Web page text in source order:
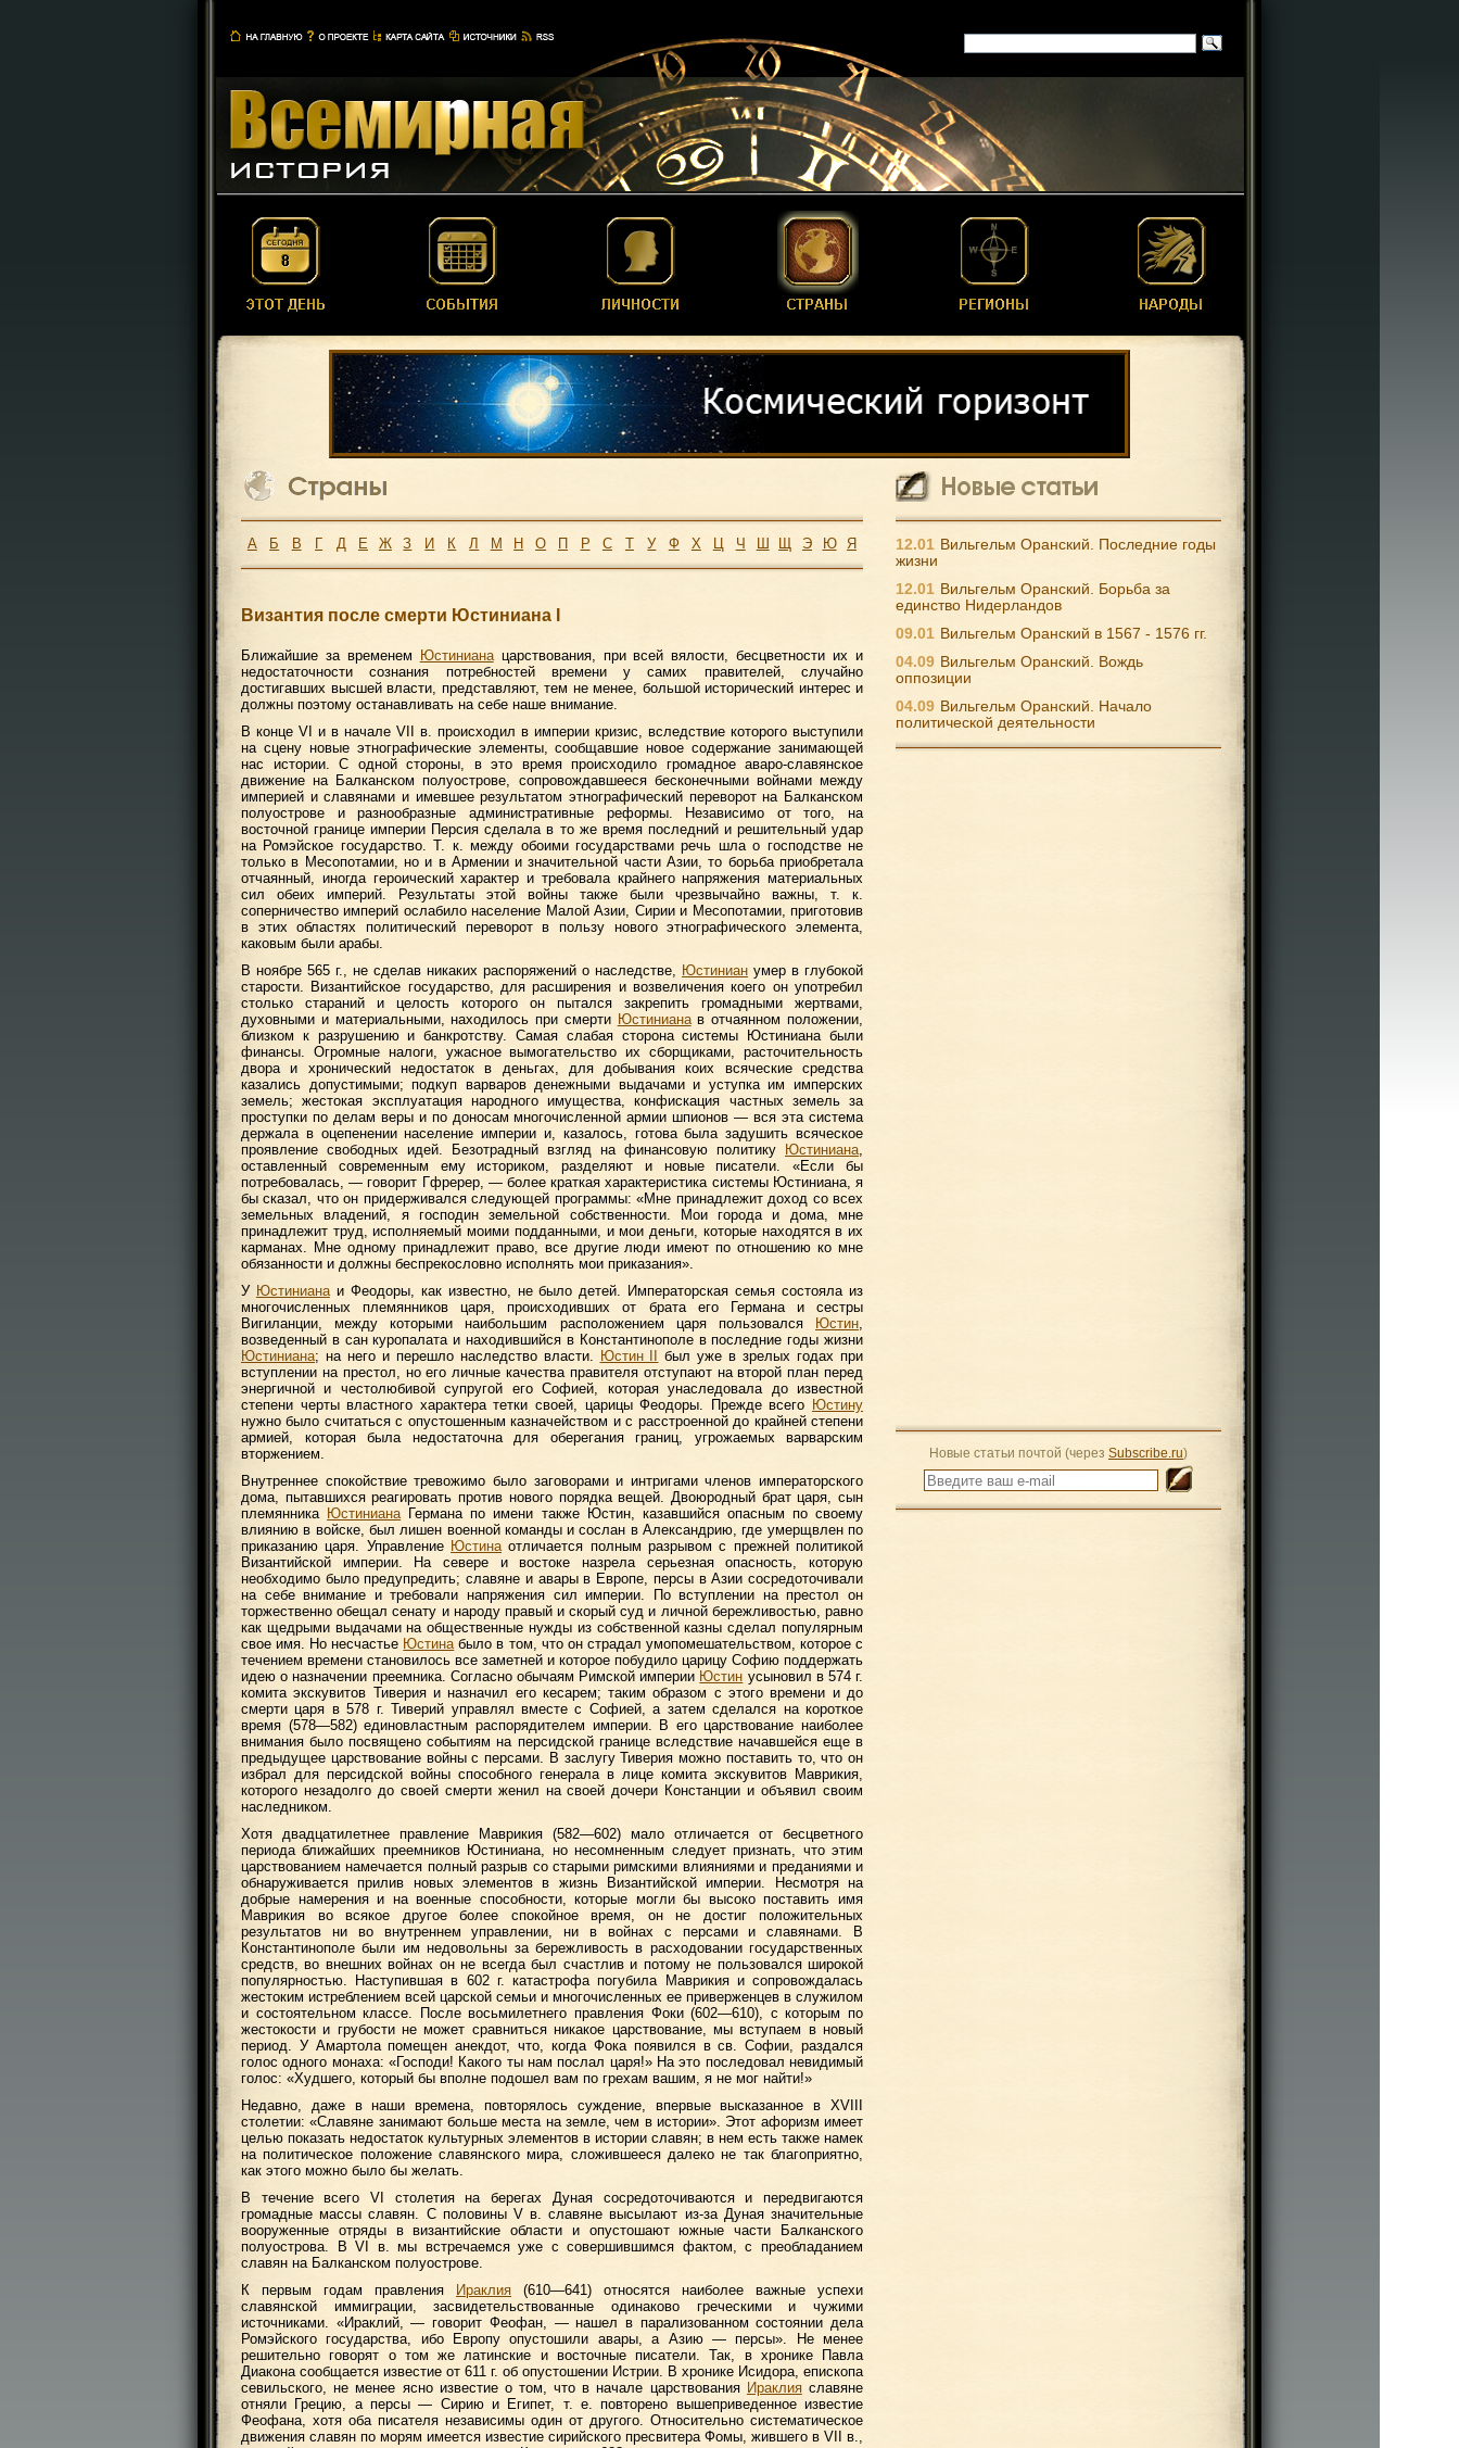
А Б В Г Д Е Ж З И К Л М Н О П Р С Т У Ф Х Ц Ч Ш Щ Э Ю Я
Византия после смерти Юстиниана I
Ближайшие за временем Юстинианацарствования, при всей вялости, бесцветности их и
недостаточности сознания потребностей времени у самих правителей, случайно
достигавших высшей власти, представляют, тем не менее, большой исторический интерес и
должны поэтому останавливать на себе наше внимание.
В конце VI и в начале VII в. происходил в империи кризис, вследствие которого выступили
на сцену новые этнографические элементы, сообщавшие новое содержание занимающей
нас истории. С одной стороны, в это время происходило громадное аваро-славянское
движение на Балканском полуострове, сопровождавшееся бесконечными войнами между
империей и славянами и имевшее результатом этнографический переворот на Балканском
полуострове и разнообразные административные реформы. Независимо от того, на
восточной границе империи Персия сделала в то же время последний и решительный удар
на Ромэйское государство. Т. к. между обоими государствами речь шла о господстве не
только в Месопотамии, но и в Армении и значительной части Азии, то борьба приобретала
отчаянный, иногда героический характер и требовала крайнего напряжения материальных
сил обеих империй. Результаты этой войны также были чрезвычайно важны, т. к.
соперничество империй ослабило население Малой Азии, Сирии и Месопотамии, приготовив
в этих областях политический переворот в пользу нового этнографического элемента,
каковым были арабы.
В ноябре 565 г., не сделав никаких распоряжений о наследстве, Юстиниан умер в глубокой
старости. Византийское государство, для расширения и возвеличения коего он употребил
столько стараний и целость которого он пытался закрепить громадными жертвами,
духовными и материальными, находилось при смерти Юстинианав отчаянном положении,
близком к разрушению и банкротству. Самая слабая сторона системы Юстиниана были
финансы. Огромные налоги, ужасное вымогательство их сборщиками, расточительность
двора и хронический недостаток в деньгах, для добывания коих всяческие средства
казались допустимыми; подкуп варваров денежными выдачами и уступка им имперских
земель; жестокая эксплуатация народного имущества, конфискация частных земель за
проступки по делам веры и по доносам многочисленной армии шпионов — вся эта система
держала в оцепенении население империи и, казалось, готова была задушить всяческое
проявление свободных идей. Безотрадный взгляд на финансовую политику
Юстиниана,
оставленный современным ему историком, разделяют и новые писатели. «Если бы
потребовалась, — говорит Гфререр, — более краткая характеристика системы Юстиниана, я
бы сказал, что он придерживался следующей программы: «Мне принадлежит доход со всех
земельных владений, я господин земельной собственности. Мои города и дома, мне
принадлежит труд, исполняемый моими подданными, и мои деньги, которые находятся в их
карманах. Мне одному принадлежит право, все другие люди имеют по отношению ко мне
обязанности и должны беспрекословно исполнять мои приказания».
У Юстинианаи Феодоры, как известно, не было детей. Императорская семья состояла из
многочисленных племянников царя, происходивших от брата его Германа и сестры
Вигиланции, между которыми наибольшим расположением царя пользовался
Юстин,
возведенный в сан куропалата и находившийся в Константинополе в последние годы жизни
Юстиниана; на него и перешло наследство власти. Юстин II
был уже в зрелых годах при
вступлении на престол, но его личные качества правителя отступают на второй план перед
энергичной и честолюбивой супругой его Софией, которая унаследовала до известной
степени черты властного характера тетки своей, царицы Феодоры. Прежде всего Юстину
нужно было считаться с опустошенным казначейством и с расстроенной до крайней степени
армией, которая была недостаточна для оберегания границ, угрожаемых варварским
вторжением.
Внутреннее спокойствие тревожимо было заговорами и интригами членов императорского
дома, пытавшихся реагировать против нового порядка вещей. Двоюродный брат царя, сын
племянника ЮстинианаГермана по имени также Юстин, казавшийся опасным по своему
влиянию в войске, был лишен военной команды и сослан в Александрию, где умерщвлен по
приказанию царя. Управление Юстинаотличается полным разрывом с прежней политикой
Византийской империи. На севере и востоке назрела серьезная опасность, которую
необходимо было предупредить; славяне и авары в Европе, персы в Азии сосредоточивали
на себе внимание и требовали напряжения сил империи. По вступлении на престол он
торжественно обещал сенату и народу правый и скорый суд и личной бережливостью, равно
как щедрыми выдачами на общественные нужды из собственной казны сделал популярным
свое имя. Но несчастье Юстинабыло в том, что он страдал умопомешательством, которое с
течением времени становилось все заметней и которое побудило царицу Софию поддержать
идею о назначении преемника. Согласно обычаям Римской империи Юстин усыновил в 574 г.
комита экскувитов Тиверия и назначил его кесарем; таким образом с этого времени и до
смерти царя в 578 г. Тиверий управлял вместе с Софией, а затем сделался на короткое
время (578—582) единовластным распорядителем империи. В его царствование наиболее
внимания было посвящено событиям на персидской границе вследствие начавшейся еще в
предыдущее царствование войны с персами. В заслугу Тиверия можно поставить то, что он
избрал для персидской войны способного генерала в лице комита экскувитов Маврикия,
которого незадолго до своей смерти женил на своей дочери Констанции и объявил своим
наследником.
Хотя двадцатилетнее правление Маврикия (582—602) мало отличается от бесцветного
периода ближайших преемников Юстиниана, но несомненным следует признать, что этим
царствованием намечается полный разрыв со старыми римскими влияниями и преданиями и
обнаруживается прилив новых элементов в жизнь Византийской империи. Несмотря на
добрые намерения и на военные способности, которые могли бы высоко поставить имя
Маврикия во всякое другое более спокойное время, он не достиг положительных
результатов ни во внутреннем управлении, ни в войнах с персами и славянами. В
Константинополе были им недовольны за бережливость в расходовании государственных
средств, во внешних войнах он не всегда был счастлив и потому не пользовался широкой
популярностью. Наступившая в 602 г. катастрофа погубила Маврикия и сопровождалась
жестоким истреблением всей царской семьи и многочисленных ее приверженцев в служилом
и состоятельном классе. После восьмилетнего правления Фоки (602—610), с которым по
жестокости и грубости не может сравниться никакое царствование, мы вступаем в новый
период. У Амартола помещен анекдот, что, когда Фока появился в св. Софии, раздался
голос одного монаха: «Господи! Какого ты нам послал царя!» На это последовал невидимый
голос: «Худшего, который бы вполне подошел вам по грехам вашим, я не мог найти!»
Недавно, даже в наши времена, повторялось суждение, впервые высказанное в XVIII
столетии: «Славяне занимают больше места на земле, чем в истории». Этот афоризм имеет
целью показать недостаток культурных элементов в истории славян; в нем есть также намек
на политическое положение славянского мира, сложившееся далеко не так благоприятно,
как этого можно было бы желать.
В течение всего VI столетия на берегах Дуная сосредоточиваются и передвигаются
громадные массы славян. С половины V в. славяне высылают из-за Дуная значительные
вооруженные отряды в византийские области и опустошают южные части Балканского
полуострова. В VI в. мы встречаемся уже с совершившимся фактом, с преобладанием
славян на Балканском полуострове.
К первым годам правления
Ираклия (610—641) относятся наиболее важные успехи
славянской иммиграции, засвидетельствованные одинаково греческими и чужими
источниками. «Ираклий, — говорит Феофан, — нашел в парализованном состоянии дела
Ромэйского государства, ибо Европу опустошили авары, а Азию — персы». Не менее
решительно говорят о том же латинские и восточные писатели. Так, в хронике Павла
Диакона сообщается известие от 611 г. об опустошении Истрии. В хронике Исидора, епископа
севильского, не менее ясно известие о том, что в начале царствования Ираклияславяне
отняли Грецию, а персы — Сирию и Египет, т. е. повторено вышеприведенное известие
Феофана, хотя оба писателя независимы один от другого. Относительно систематическое
движения славян по морям имеется известие сирийского пресвитера Фомы, жившего в VII в.,
12.01 Вильгельм Оранский. Последние годы
жизни
12.01 Вильгельм Оранский. Борьба за
единство Нидерландов
09.01 Вильгельм Оранский в 1567 - 1576 гг.
04.09 Вильгельм Оранский. Вождь
оппозиции
04.09 Вильгельм Оранский. Начало
политической деятельности
Новые статьи почтой (через Subscribe.ru)